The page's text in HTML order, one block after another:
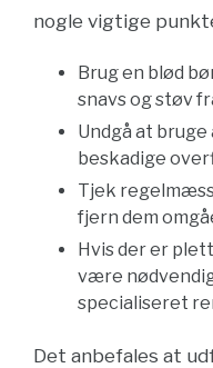
nogle vigtige
Brug en blød
snavs og støv
Undgå at
beskadige
Tjek
fjern dem
Hvis der er
være
specialiseret
Det anbefales at